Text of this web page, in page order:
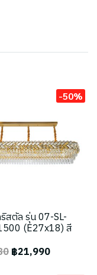
-50%
สตัล รุ่น 07-SL-
(E27x18) สี
฿21,990